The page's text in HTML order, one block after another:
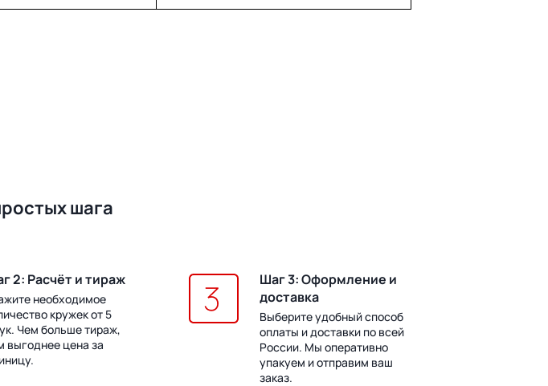
шага
2: Расчёт и тираж
необходимое
кружек от 5
Чем больше тираж,
выгоднее цена за
Шаг 3: Оформление и
доставка
Выберите удобный способ
оплаты и доставки по всей
России. Мы оперативно
упакуем и отправим ваш
заказ.